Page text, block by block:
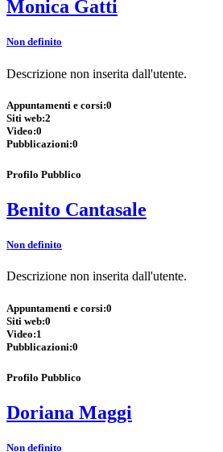
Monica Gatti
Non definito
Descrizione non inserita dall'utente.
Appuntamenti e corsi:0
Siti web:2
Video:0
Pubblicazioni:0
Profilo Pubblico
Benito Cantasale
Non definito
Descrizione non inserita dall'utente.
Appuntamenti e corsi:0
Siti web:0
Video:1
Pubblicazioni:0
Profilo Pubblico
Doriana Maggi
Non definito